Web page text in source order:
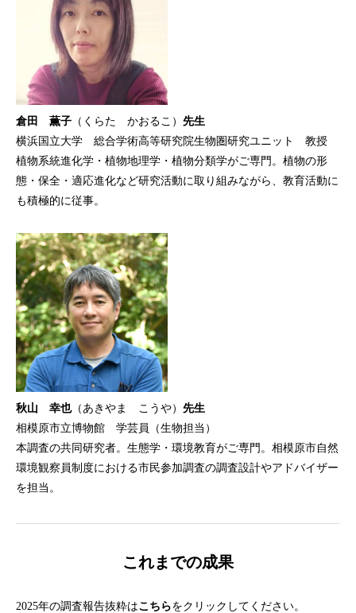
倉田 薫子 （くらた かおるこ） 先生
横浜国立大学 総合学術高等研究院生物圏研究ユニット 教授
植物系統進化学・植物地理学・植物分類学がご専門。植物の形
態・保全・適応進化など研究活動に取り組みながら、教育活動に
も積極的に従事。
秋山 幸也（あきやま こうや） 先生
相模原市立博物館 学芸員（生物担当）
本調査の共同研究者。生態学・環境教育がご専門。相模原市自然
環境観察員制度における市民参加調査の調査設計やアドバイザー
を担当。
これまでの成果
2025年の調査報告抜粋はこちらをクリックしてください。